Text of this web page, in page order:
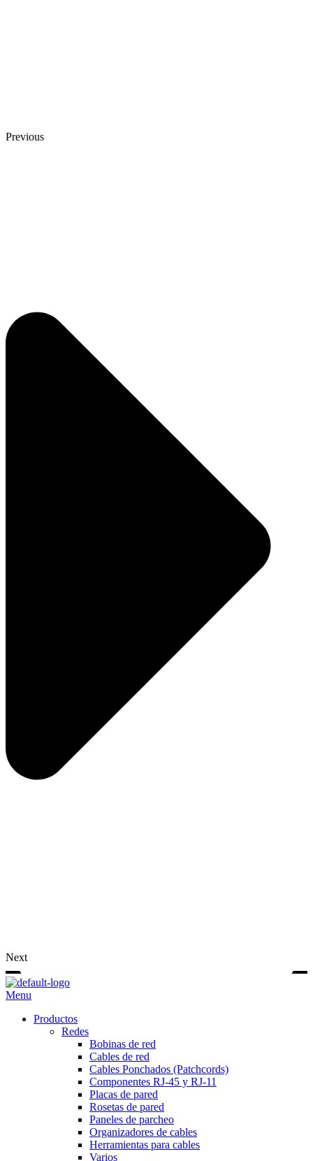
Previous
Next
Menu
Productos
Redes
Bobinas de red
Cables de red
Cables Ponchados (Patchcords)
Componentes RJ-45 y RJ-11
Placas de pared
Rosetas de pared
Paneles de parcheo
Organizadores de cables
Herramientas para cables
Varios